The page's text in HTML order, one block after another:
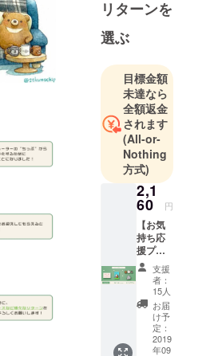
クラウド
ファンディ
品化実現を
目指して、
クリエイ
ターとのコ
ラボ企画や
自社オリジ
ナルのアイ
テム企画を
行ってま
◾️営業日のご
案内
営業時間：
平日 10:00〜
18:00 (土日
祝、年末年
リターンを
選ぶ
目標金額
未達なら
全額返金
されます
(All-or-
Nothing
方式)
2,1
60 円
【お気
持ち応
援プラ
ン】 1.
サン
キュー
レター
2.書き
下ろし
限定ポ
スト
支援
者：
15人
お届
け予
定：
2019
年09